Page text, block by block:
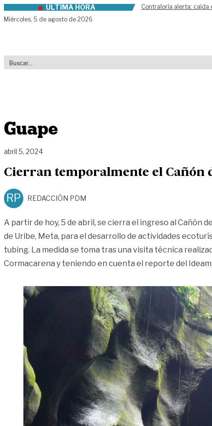
Skip to contentÚLTIMA HORA
Contraloría alerta: caída
Miércoles, 5 de agosto de 2026
Guape
abril 5, 2024
Cierran temporalmente el Cañón
RP REDACCIÓN PDM
A partir de hoy, 5 de abril, se cierra el ingreso al Cañón
de Uribe, Meta, para el desarrollo de actividades
tubing. La medida se toma tras una visita técnica
Cormacarena y teniendo en cuenta el reporte del